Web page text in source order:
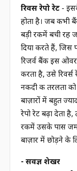
रिवर्स रेपो रेट -
होता है। जब कभी
बड़ी रकमें बची रह
दिया करते हैं, जिस
रिजर्व बैंक इस
करता है, उसे रिवर्स
नकदी की तरलता
बाज़ारों में बहुत
रेपो रेट बढ़ा देता
रकमें उसके पास
बाज़ार में छोड़ने के
- सर्वज्ञ शेखर